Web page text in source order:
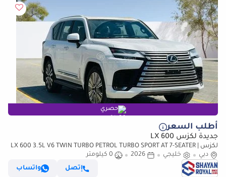
حصري
أطلب السعر
جديدة لكزس LX 600
لكزس LX 600 3.5L V6 TWIN TURBO PETROL TURBO SPORT AT 7-SEATER |
25-MARK LEVINSON 2026MY
دبي خليجي 2026
0 كيلومتر
إتصل
واتساب